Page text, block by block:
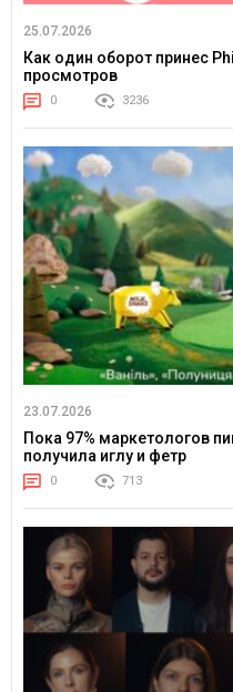
25.07.2026
Как один оборот принес
просмотров
0 3236
23.07.2026
Пока 97% маркетологов
получила иглу и фетр
0 713